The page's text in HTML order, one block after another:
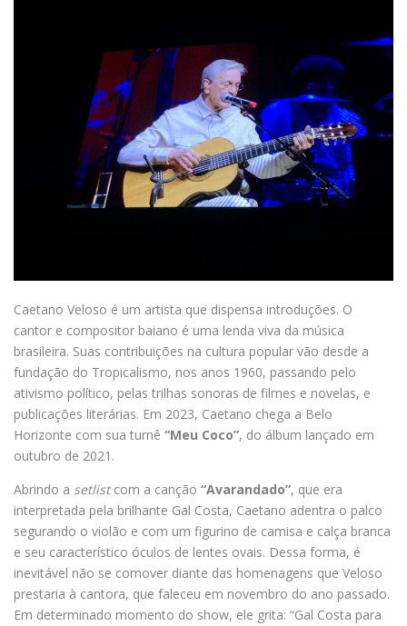
Caetano Veloso é um artista que dispensa introduções. O
cantor e compositor baiano é uma lenda viva da música
brasileira. Suas contribuições na cultura popular vão desde a
fundação do Tropicalismo, nos anos 1960, passando pelo
ativismo político, pelas trilhas sonoras de filmes e novelas, e
publicações literárias. Em 2023, Caetano chega a Belo
Horizonte com sua turnê “Meu Coco”, do álbum lançado em
outubro de 2021.
Abrindo a setlistcom a canção “Avarandado”, que era
interpretada pela brilhante Gal Costa, Caetano adentra o palco
segurando o violão e com um figurino de camisa e calça branca
e seu característico óculos de lentes ovais. Dessa forma, é
inevitável não se comover diante das homenagens que Veloso
prestaria à cantora, que faleceu em novembro do ano passado.
Em determinado momento do show, ele grita: “Gal Costa para